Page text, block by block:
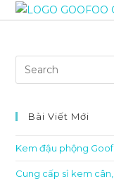
Skip
Bài Viết Mới
Kem đậu phộng
Cung cấp sỉ kem